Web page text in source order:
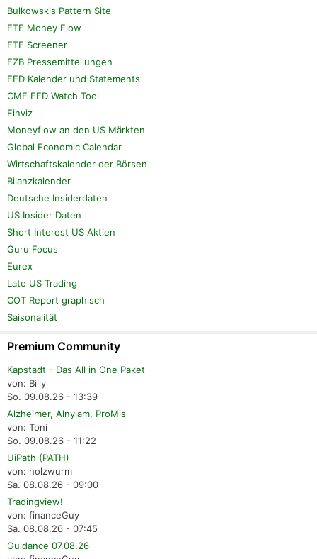
Bulkowskis Pattern Site
ETF Money Flow
ETF Screener
EZB Pressemitteilungen
FED Kalender und Statements
CME FED Watch Tool
Finviz
Moneyflow an den US Märkten
Global Economic Calendar
Wirtschaftskalender der Börsen
Bilanzkalender
Deutsche Insiderdaten
US Insider Daten
Short Interest US Aktien
Guru Focus
Eurex
Late US Trading
COT Report graphisch
Saisonalität
Premium Community
Kapstadt - Das All in One Paket
von: Billy
So. 09.08.26 - 13:39
Alzheimer, Alnylam, ProMis
von: Toni
So. 09.08.26 - 11:22
UiPath (PATH)
von: holzwurm
Sa. 08.08.26 - 09:00
Tradingview!
von: financeGuy
Sa. 08.08.26 - 07:45
Guidance 07.08.26